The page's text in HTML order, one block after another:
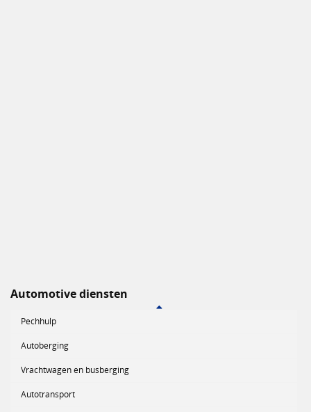
Automotive diensten
Pechhulp
Autoberging
Vrachtwagen en busberging
Autotransport